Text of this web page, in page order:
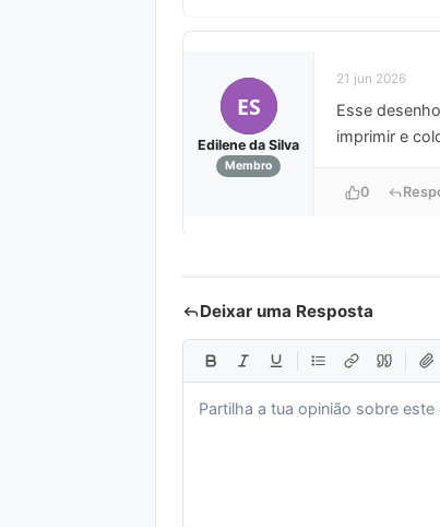
ES
Edilene da Silva
Membro
21 jun 2026
Esse
imprimir e
0
Deixar uma Resposta